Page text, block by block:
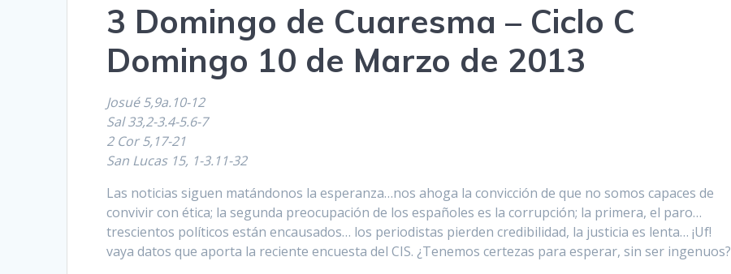
3 Domingo de Cuaresma – Ciclo C
Domingo 10 de Marzo de 2013
Josué 5,9a.10-12
Sal 33,2-3.4-5.6-7
2 Cor 5,17-21
San Lucas 15, 1-3.11-32
Las noticias siguen matándonos la esperanza…nos ahoga la convicción de que no somos capaces de
convivir con ética; la segunda preocupación de los españoles es la corrupción; la primera, el paro…
trescientos políticos están encausados… los periodistas pierden credibilidad, la justicia es lenta… ¡Uf!
vaya datos que aporta la reciente encuesta del CIS. ¿Tenemos certezas para esperar, sin ser ingenuos?